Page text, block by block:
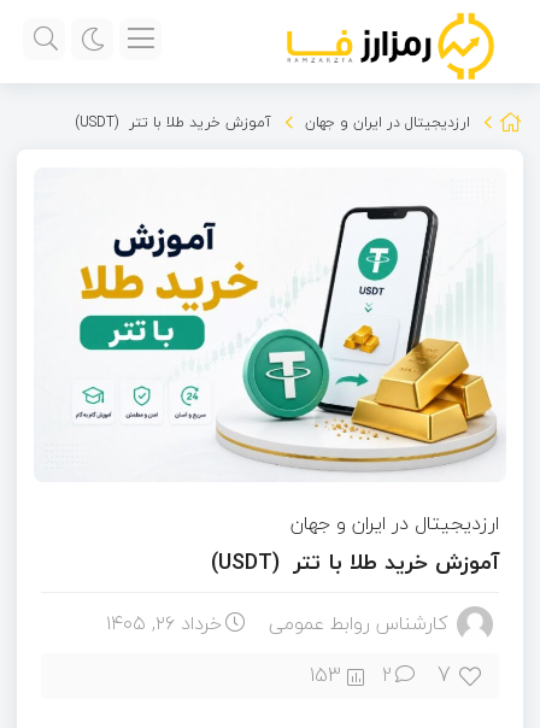
ارزدیجیتال در ایران و جهان آموزش خرید طلا با تتر (USDT)
ارزدیجیتال در ایران و جهان
آموزش خرید طلا با تتر (USDT)
کارشناس روابط عمومی خرداد ۲۶, ۱۴۰۵
7
2
153